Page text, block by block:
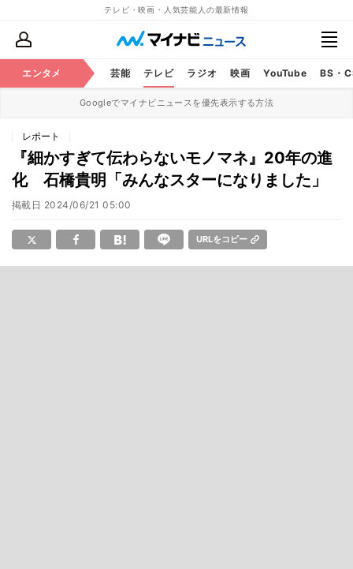
テレビ・映画・人気芸能人の最新情報
エンタメ 芸能 テレビ ラジオ 映画 YouTube BS・
Googleでマイナビニュースを優先表示する方法
レポート
『細かすぎて伝わらないモノマネ』20年の進
化 石橋貴明「みんなスターになりました」
掲載日 2024/06/21 05:00
URLをコピー